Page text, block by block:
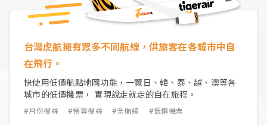
台灣虎航擁有眾多不同航線，供旅客在各城市中自
在飛行。
快使用低價航點地圖功能，一覽日、韓、泰、越、澳等各
城市的低價機票， 實現說走就走的自在旅程。
#月份搜尋 #預算搜尋 #全航線 #低價機票